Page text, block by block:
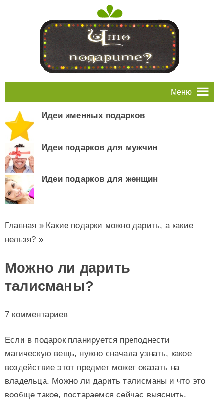
Меню
Идеи именных подарков
Идеи подарков для мужчин
Идеи подарков для женщин
Главная » Какие подарки можно дарить, а какие
нельзя? »
Можно ли дарить
талисманы?
7 комментариев
Если в подарок планируется преподнести
магическую вещь, нужно сначала узнать, какое
воздействие этот предмет может оказать на
владельца. Можно ли дарить талисманы и что это
вообще такое, постараемся сейчас выяснить.